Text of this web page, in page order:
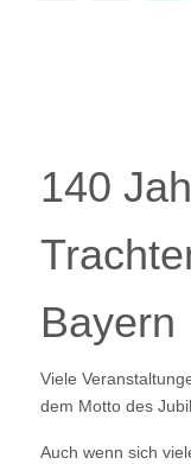
140
Bayern
Viele
dem Motto des
Auch wenn sich